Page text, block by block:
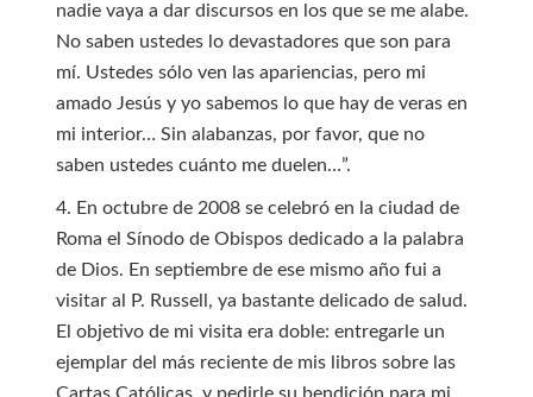
nadie vaya a dar discursos en los que se me alabe.
No saben ustedes lo devastadores que son para
mí. Ustedes sólo ven las apariencias, pero mi
amado Jesús y yo sabemos lo que hay de veras en
mi interior… Sin alabanzas, por favor, que no
saben ustedes cuánto me duelen…”.
4. En octubre de 2008 se celebró en la ciudad de
Roma el Sínodo de Obispos dedicado a la palabra
de Dios. En septiembre de ese mismo año fui a
visitar al P. Russell, ya bastante delicado de salud.
El objetivo de mi visita era doble: entregarle un
ejemplar del más reciente de mis libros sobre las